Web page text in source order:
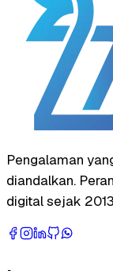
Pengalaman
diandalkan.
digital sejak